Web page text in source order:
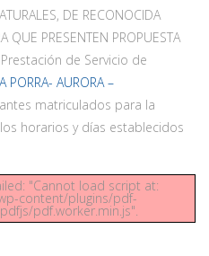
DE RECONOCIDA
QUE PRESENTEN PROPUESTA
Prestación de Servicio de
PORRA- AURORA –
matriculados para la
horarios y días establecidos
"Cannot load script at:
content/plugins/pdf-
pdf.worker.min.js".